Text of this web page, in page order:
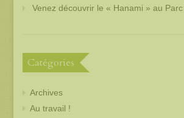
Venez découvrir le « Hanami » au
Catégories
Archives
Au travail !